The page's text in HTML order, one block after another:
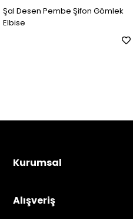
Şal Desen Pembe Şifon Gömlek
Elbise
Kurumsal
Alışveriş